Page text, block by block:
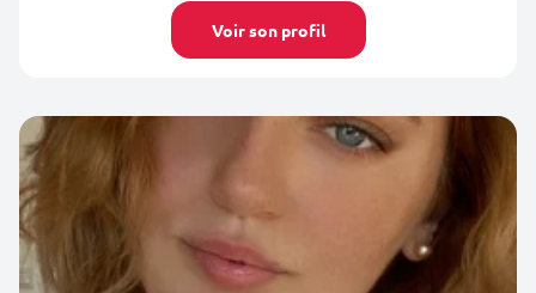
Voir son profil